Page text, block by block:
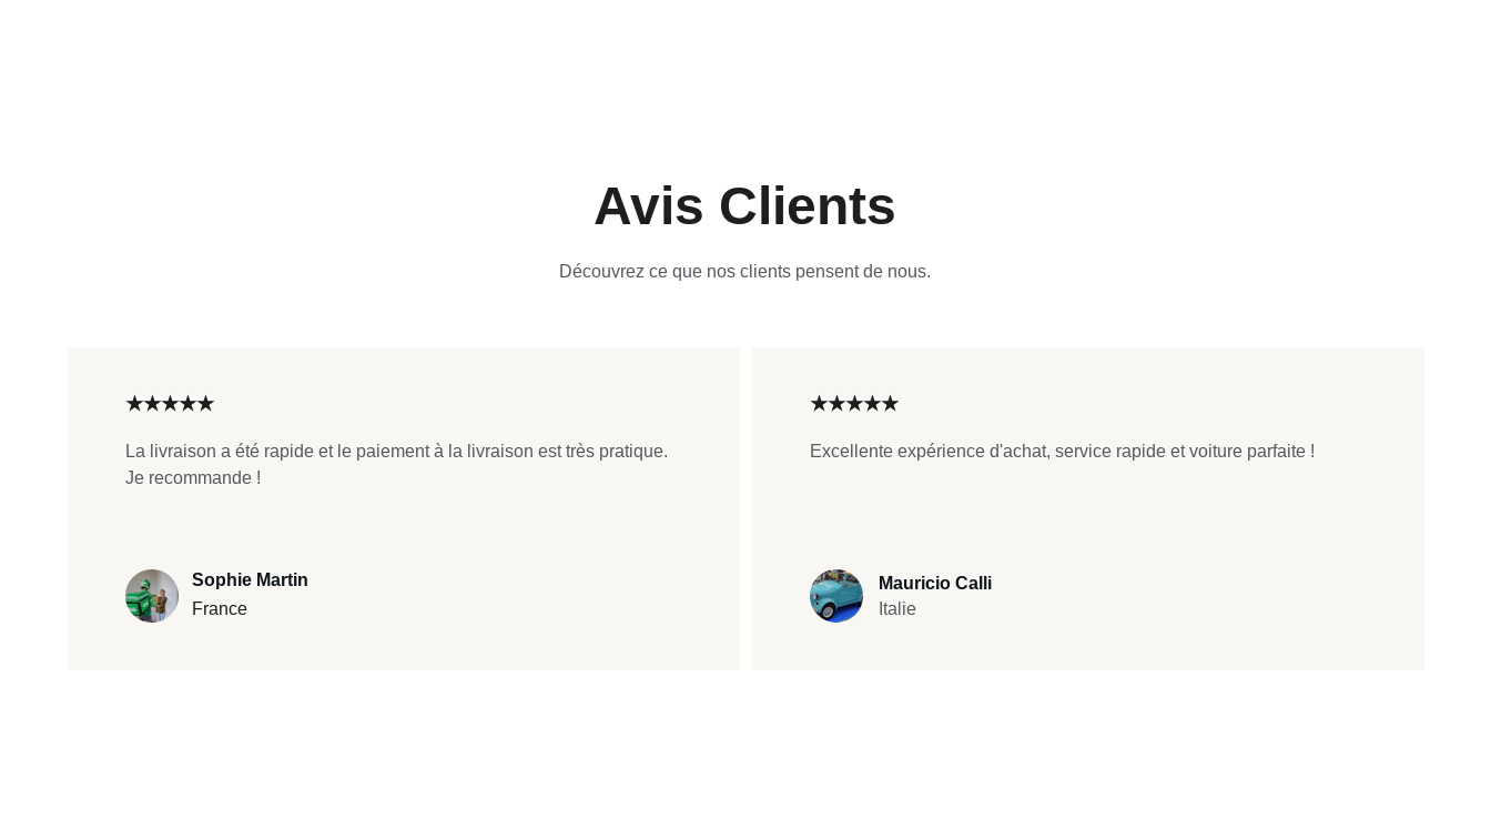
Avis Clients
Découvrez ce que nos clients pensent de nous.
Excellente expérience d'achat, service rapide et voiture parfaite !
Mauricio Calli
Italie
La livraison a été rapide et le paiement à la livraison est très pratique.
Je recommande !
Sophie Martin
France
★★★★★
★★★★★